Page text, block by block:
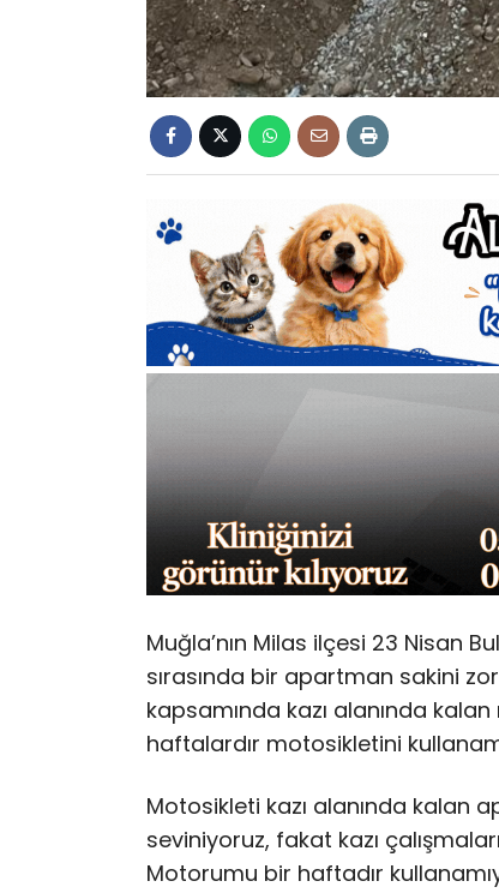
Muğla’nın Milas ilçesi 23 Nisan
sırasında bir apartman sakini
kapsamında kazı alanında
haftalardır motosikletini
Motosikleti kazı alanında kalan
seviniyoruz, fakat kazı
Motorumu bir haftadır